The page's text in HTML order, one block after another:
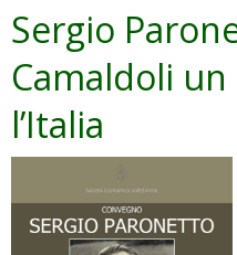
Sergio
Camaldoli
l’Italia